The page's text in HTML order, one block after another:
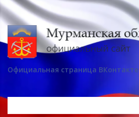
Официальная страница ВКонтакте